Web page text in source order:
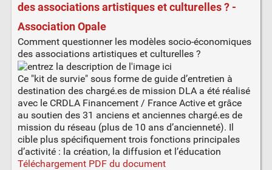
des associations artistiques et culturelles ? -
Association Opale
Comment questionner les modèles socio-économiques
des associations artistiques et culturelles ?
Ce "kit de survie" sous forme de guide d’entretien à
destination des chargé.es de mission DLA a été réalisé
avec le CRDLA Financement / France Active et grâce
au soutien des 31 anciens et anciennes chargé.es de
mission du réseau (plus de 10 ans d’ancienneté). Il
cible plus spécifiquement trois fonctions principales
d’activité : la création, la diffusion et l’éducation
Téléchargement PDF du document